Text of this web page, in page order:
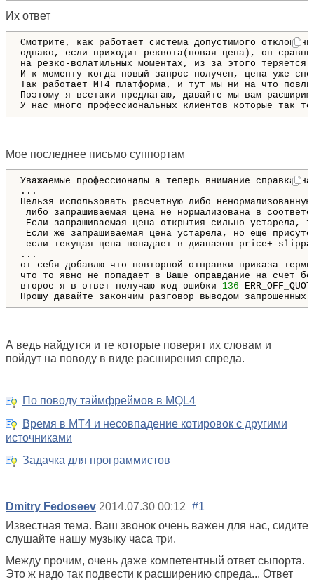
Их ответ
Смотрите, как работает система допустимого
однако, если приходит реквота(новая цена), он
на резко-волатильных моментах, из за этого
И к моменту когда новый запрос получен, цена уже
Так работает MT4 платформа, и тут мы ни на что
Поэтому я всетаки предлагаю, давайте мы вам
У нас много профессиональных клиентов которые так
Мое последнее письмо суппортам
Уважаемые профессионалы а теперь внимание справка
...
Нельзя использовать расчетную либо
либо запрашиваемая цена не нормализована в
Если запрашиваемая цена открытия сильно
Если же запрашиваемая цена устарела, но еще
если текущая цена попадает в диапазон price+-
...
от себя добавлю что повторной отправки приказа
что то явно не попадает в Ваше оправдание на счет
второе я в ответ получаю код ошибки 136
А ведь найдутся и те которые поверят их словам и
пойдут на поводу в виде расширения спреда.
По поводу таймфреймов в MQL4
Время в MT4 и несовпадение котировок с другими
источниками
Задачка для программистов
Dmitry Fedoseev 2014.07.30 00:12 #1
Известная тема. Ваш звонок очень важен для нас, сидите
слушайте нашу музыку часа три.
Между прочим, очень даже компетентный ответ сыпорта.
Это ж надо так подвести к расширению спреда... Ответ